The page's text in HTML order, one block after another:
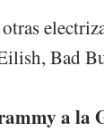
Bad
a la